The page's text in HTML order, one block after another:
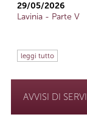
29/05/2026
Lavinia - Parte V
leggi tutto
AVVISI DI